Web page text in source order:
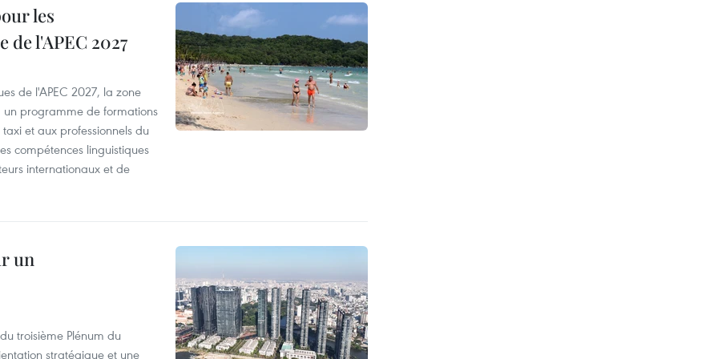
les
l'APEC 2027
de l'APEC 2027, la zone
programme de formations
et aux professionnels du
compétences linguistiques
internationaux et de
un
troisième Plénum du
stratégique et une